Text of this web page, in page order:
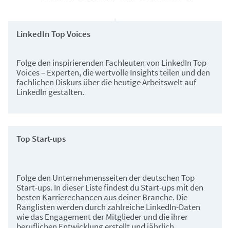
LinkedIn Top Voices
Folge den inspirierenden Fachleuten von LinkedIn Top
Voices – Experten, die wertvolle Insights teilen und den
fachlichen Diskurs über die heutige Arbeitswelt auf
LinkedIn gestalten.
Top Start-ups
Folge den Unternehmensseiten der deutschen Top
Start-ups. In dieser Liste findest du Start-ups mit den
besten Karrierechancen aus deiner Branche. Die
Ranglisten werden durch zahlreiche LinkedIn-Daten
wie das Engagement der Mitglieder und die ihrer